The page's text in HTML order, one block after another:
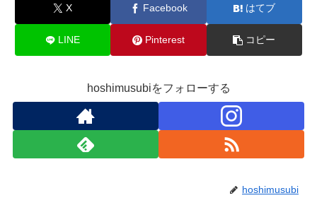
X Facebook はてブ
LINE Pinterest コピー
hoshimusubiをフォローする
hoshimusubi